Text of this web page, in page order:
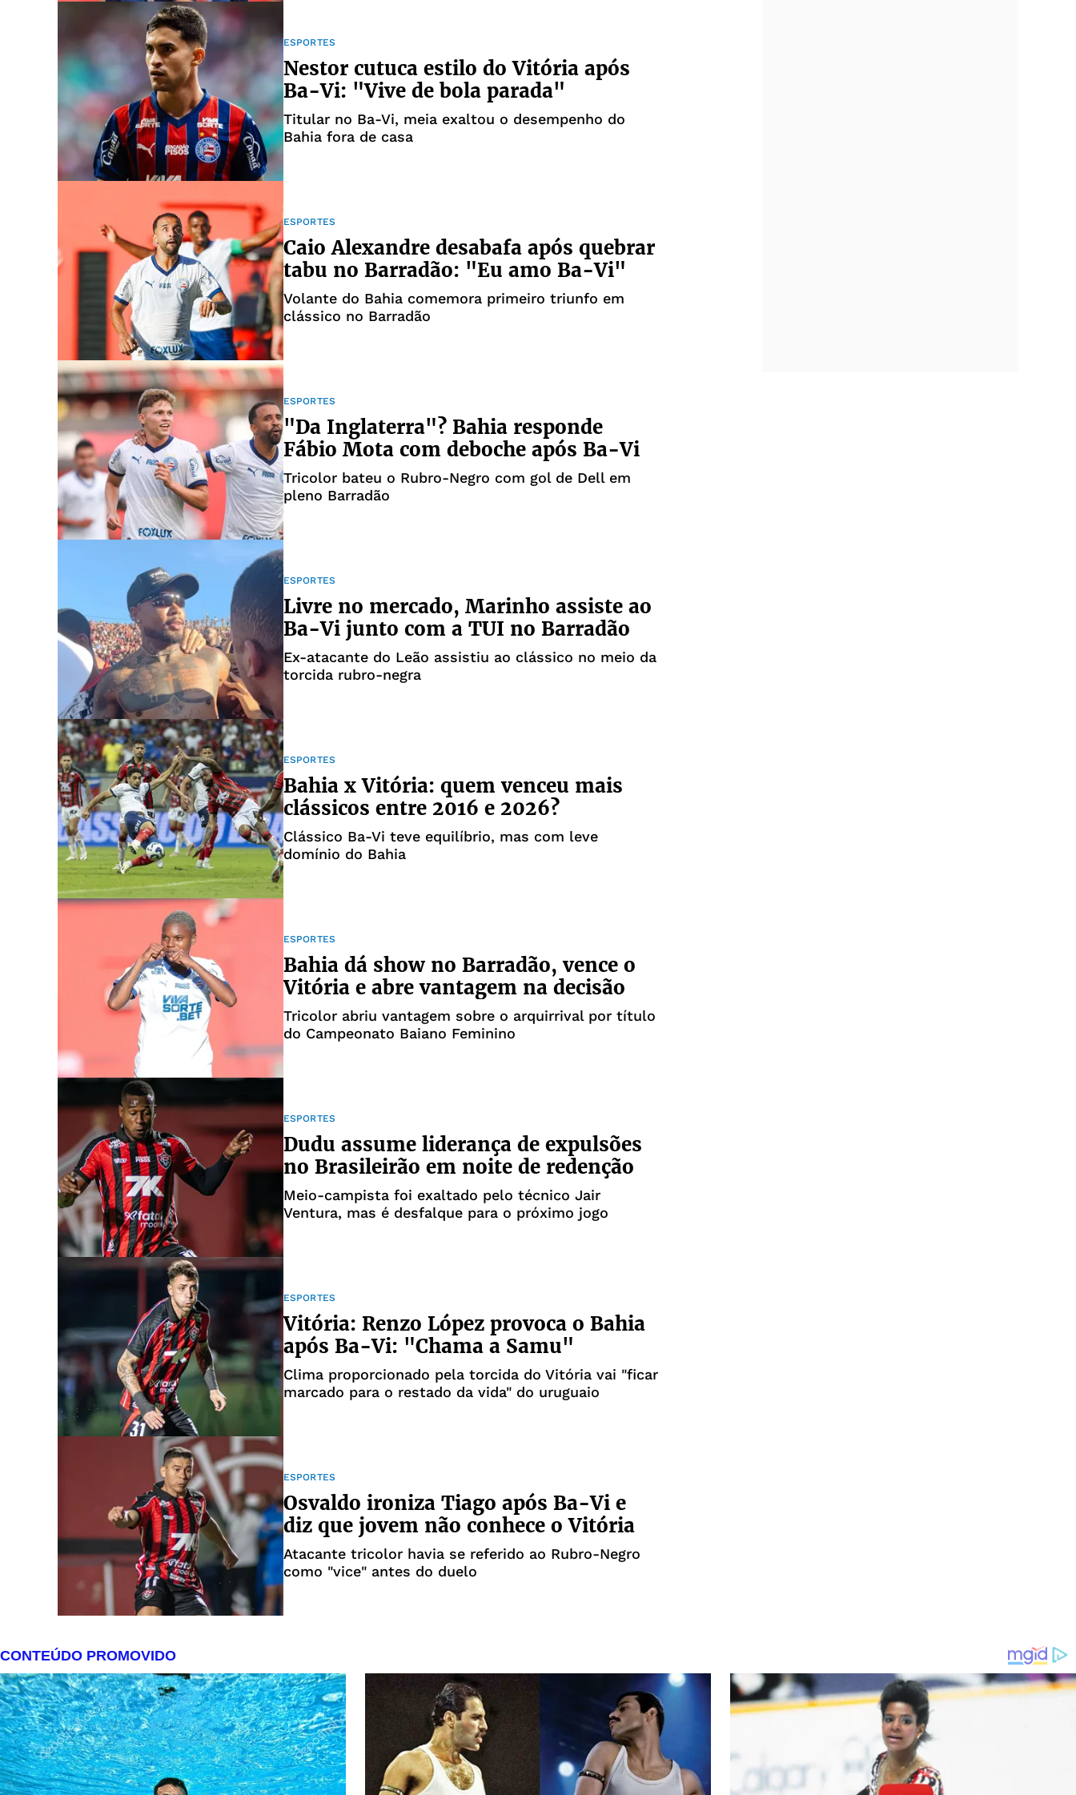
ESPORTES
Nestor cutuca estilo do Vitória após
Ba-Vi: "Vive de bola parada"
Titular no Ba-Vi, meia exaltou o desempenho do
Bahia fora de casa
ESPORTES
Caio Alexandre desabafa após quebrar
tabu no Barradão: "Eu amo Ba-Vi"
Volante do Bahia comemora primeiro triunfo em
clássico no Barradão
ESPORTES
"Da Inglaterra"? Bahia responde
Fábio Mota com deboche após Ba-Vi
Tricolor bateu o Rubro-Negro com gol de Dell em
pleno Barradão
ESPORTES
Livre no mercado, Marinho assiste ao
Ba-Vi junto com a TUI no Barradão
Ex-atacante do Leão assistiu ao clássico no meio da
torcida rubro-negra
ESPORTES
Bahia x Vitória: quem venceu mais
clássicos entre 2016 e 2026?
Clássico Ba-Vi teve equilíbrio, mas com leve
domínio do Bahia
ESPORTES
Bahia dá show no Barradão, vence o
Vitória e abre vantagem na decisão
Tricolor abriu vantagem sobre o arquirrival por título
do Campeonato Baiano Feminino
ESPORTES
Dudu assume liderança de expulsões
no Brasileirão em noite de redenção
Meio-campista foi exaltado pelo técnico Jair
Ventura, mas é desfalque para o próximo jogo
ESPORTES
Vitória: Renzo López provoca o Bahia
após Ba-Vi: "Chama a Samu"
Clima proporcionado pela torcida do Vitória vai "ficar
marcado para o restado da vida" do uruguaio
ESPORTES
Osvaldo ironiza Tiago após Ba-Vi e
diz que jovem não conhece o Vitória
Atacante tricolor havia se referido ao Rubro-Negro
como "vice" antes do duelo